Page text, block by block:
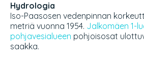
Hydrologia
Iso-Paasosen vedenpinnan
metriä vuonna 1954. Jalkomäen 1-
pohjavesialueen pohjoisosat
saakka.